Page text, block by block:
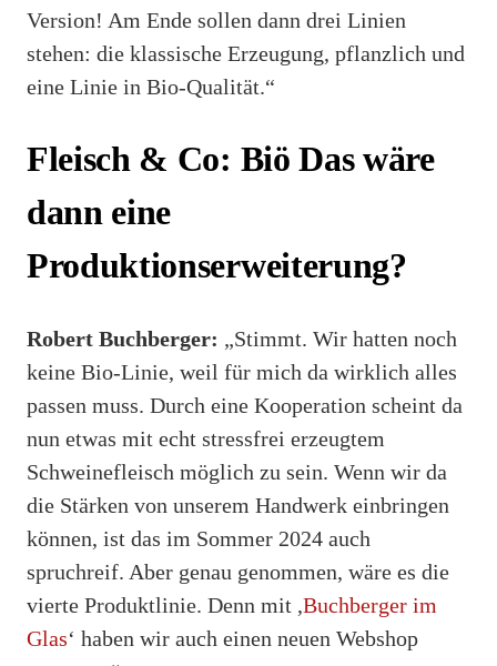
Version! Am Ende sollen dann drei Linien
stehen: die klassische Erzeugung, pflanzlich und
eine Linie in Bio-Qualität.“
Fleisch & Co: Biö Das wäre
dann eine
Produktionserweiterung?
Robert Buchberger: „Stimmt. Wir hatten noch
keine Bio-Linie, weil für mich da wirklich alles
passen muss. Durch eine Kooperation scheint da
nun etwas mit echt stressfrei erzeugtem
Schweinefleisch möglich zu sein. Wenn wir da
die Stärken von unserem Handwerk einbringen
können, ist das im Sommer 2024 auch
spruchreif. Aber genau genommen, wäre es die
vierte Produktlinie. Denn mit ,Buchberger im
Glas‘ haben wir auch einen neuen Webshop